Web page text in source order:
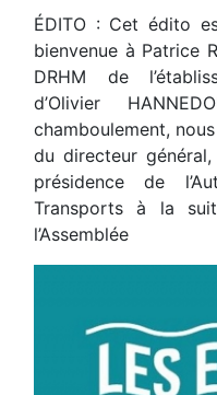
ÉDITO : Cet édito
bienvenue à Patrice
DRHM de
d’Olivier
chamboulement,
du directeur
présidence de
Transports à la
l’Assemblée